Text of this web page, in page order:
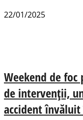
22/01/2025
Weekend de
de intervenții,
accident